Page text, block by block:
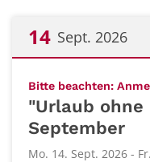
14 Sept. 2026
Bitte beachten:
"Urlaub
September
Mo. 14. Sept. 2026 -